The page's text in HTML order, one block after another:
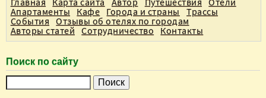
а
д
к
и
Апартаменты
Кафе Города и страны
Трассы
События
Отзывы об отелях по городам
Авторы статей
Сотрудничество Контакты
Поиск по сайту